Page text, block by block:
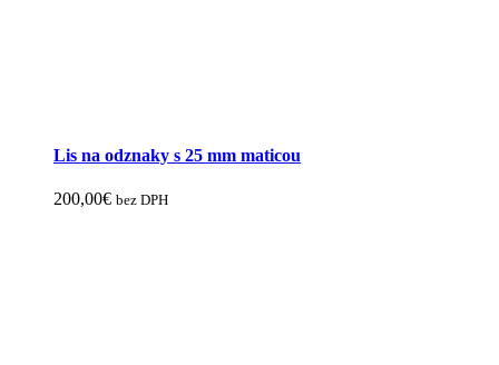
Lis na odznaky s 25 mm maticou
200,00€ bez DPH